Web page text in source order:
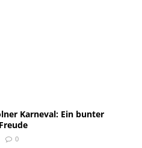
Karneval: Ein bunter
0